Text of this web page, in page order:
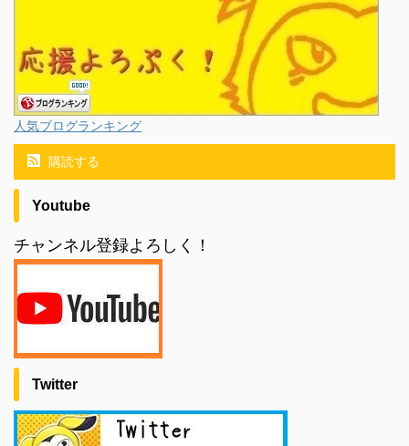
人気ブログランキング
購読する
Youtube
チャンネル登録よろしく！
Twitter